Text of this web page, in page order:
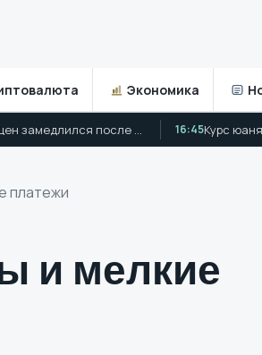
Экономика
ЦБ объяснил снижение ставки: текущий рост цен замедлился после первого квартала 16:45
платежи
и мелкие